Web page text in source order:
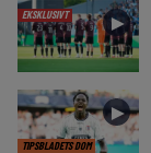
EKSKLUSIVT ►
TIPSBLADETS DOM
►